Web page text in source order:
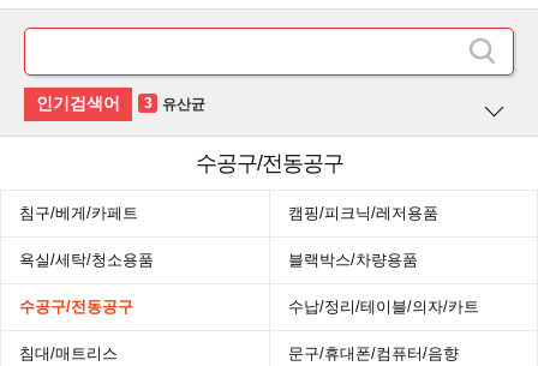
3 유산균
2
수공구/전동공구
침구/베게/카페트 캠핑/피크닉/레저용품
욕실/세탁/청소용품 블랙박스/차량용품
수공구/전동공구 수납/정리/테이블/의자/카트
침대/매트리스 문구/휴대폰/컴퓨터/음향